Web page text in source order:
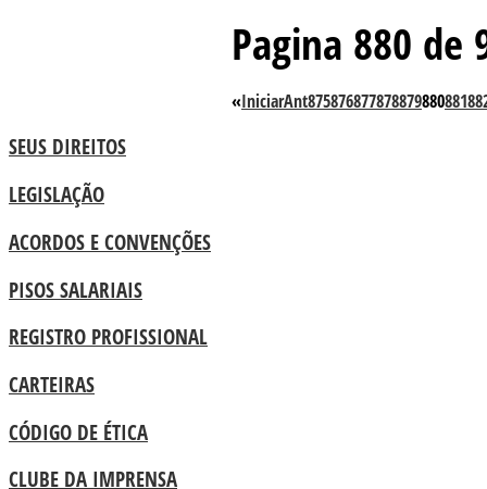
Pagina 880 de
«IniciarAnt875876877878879880881
SEUS DIREITOS
LEGISLAÇÃO
ACORDOS E CONVENÇÕES
PISOS SALARIAIS
REGISTRO PROFISSIONAL
CARTEIRAS
CÓDIGO DE ÉTICA
CLUBE DA IMPRENSA